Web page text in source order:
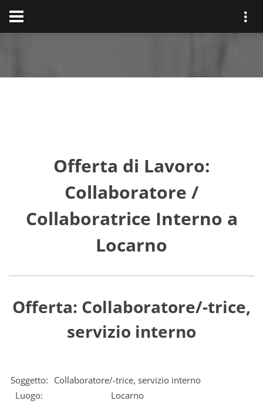
Offerta di Lavoro:
Collaboratore /
Collaboratrice Interno a
Locarno
Offerta: Collaboratore/-trice,
servizio interno
Soggetto: Collaboratore/-trice, servizio interno
Luogo:
Locarno